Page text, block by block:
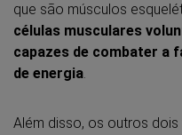
que são músculos
células musculares
capazes de combater a
de energia.
Além disso, os outros